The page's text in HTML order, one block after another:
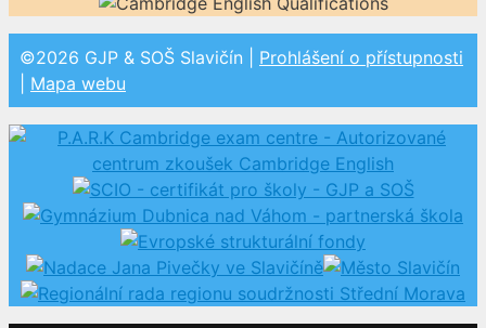
©2026 GJP & SOŠ Slavičín | Prohlášení o přístupnosti
Mapa webu